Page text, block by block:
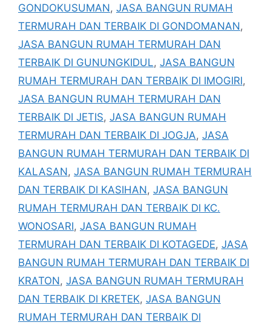
GONDOKUSUMAN, JASA BANGUN RUMAH
TERMURAH DAN TERBAIK DI GONDOMANAN,
JASA BANGUN RUMAH TERMURAH DAN
TERBAIK DI GUNUNGKIDUL, JASA BANGUN
RUMAH TERMURAH DAN TERBAIK DI IMOGIRI,
JASA BANGUN RUMAH TERMURAH DAN
TERBAIK DI JETIS, JASA BANGUN RUMAH
TERMURAH DAN TERBAIK DI JOGJA, JASA
BANGUN RUMAH TERMURAH DAN TERBAIK DI
KALASAN, JASA BANGUN RUMAH TERMURAH
DAN TERBAIK DI KASIHAN, JASA BANGUN
RUMAH TERMURAH DAN TERBAIK DI KC.
WONOSARI, JASA BANGUN RUMAH
TERMURAH DAN TERBAIK DI KOTAGEDE, JASA
BANGUN RUMAH TERMURAH DAN TERBAIK DI
KRATON, JASA BANGUN RUMAH TERMURAH
DAN TERBAIK DI KRETEK, JASA BANGUN
RUMAH TERMURAH DAN TERBAIK DI